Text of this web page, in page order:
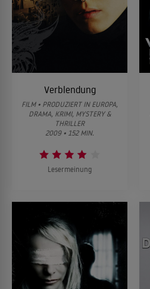
Verblendung
FILM • PRODUZIERT IN EUROPA,
DRAMA, KRIMI, MYSTERY &
THRILLER
2009 • 152 MIN.
Lesermeinung